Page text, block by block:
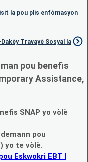
isit la pou plis enfòmasyon
Dakèy Travayè Sosyal la
pou benefis
Assistance,
SNAP yo vòlè
pou
yo te vòlè.
Eskwokri EBT |